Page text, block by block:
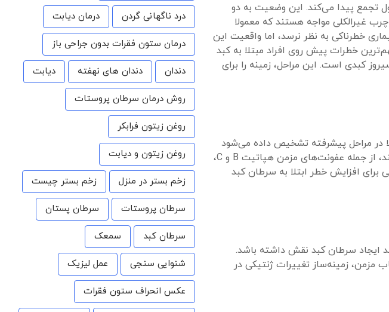
تجمع پیدا می‌کند. این وضعیت به دو
غیرالکلی مواجه هستند که معمولا
خطرناکی به نظر نرسد، اما واقعیت این
خطرات پیش روی افراد مبتلا به کبد
کبدی است. این مراحل، زمینه را برای
در مراحل پیشرفته تشخیص داده می‌شود
که درمان آن بسیار دشوارتر است. عوامل متعددی می‌توانند ریسک ابتلا به سرطان کبد را افزایش دهند، از جمله عفونت‌های مزمن هپاتیت B و C،
افزایش خطر ابتلا به سرطان کبد
ایجاد سرطان کبد نقش داشته باشد.
مزمن، زمینه‌ساز تغییرات ژنتیکی در
درد ناگهانی گردن درمان دیابت
درمان ستون فقرات بدون جراحی باز
دندان دندان های نهفته دیابت
روش درمان سرطان پروستات
روغن زیتون فرابکر
روغن زیتون و دیابت
زخم بستر در منزل زخم بستر چیست
سرطان پروستات سرطان پستان
سرطان کبد سمعک
شنوایی سنجی عمل لیزیک
عکس انحراف ستون فقرات